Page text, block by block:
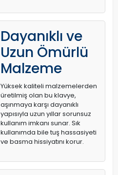
Dayanıklı ve
Uzun Ömürlü
Malzeme
Yüksek kaliteli malzemelerden
üretilmiş olan bu klavye,
aşınmaya karşı dayanıklı
yapısıyla uzun yıllar sorunsuz
kullanım imkanı sunar. Sık
kullanımda bile tuş hassasiyeti
ve basma hissiyatını korur.